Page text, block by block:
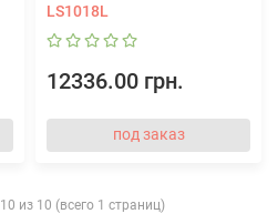
LS1018L
12336.00 грн.
под заказ
из 10 (всего 1 страниц)